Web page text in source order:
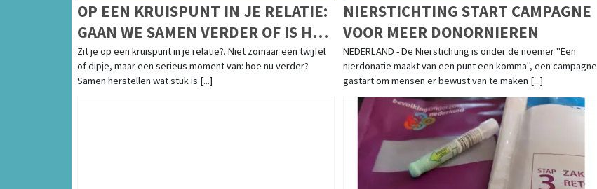
OP EEN KRUISPUNT IN JE RELATIE:
GAAN WE SAMEN VERDER OF IS HET
TIJD OM LOS TE LATEN?
Zit je op een kruispunt in je relatie?. Niet zomaar een twijfel
of dipje, maar een serieus moment van: hoe nu verder?
Samen herstellen wat stuk is [...]
NIERSTICHTING START CAMPAGNE
VOOR MEER DONORNIEREN
NEDERLAND - De Nierstichting is onder de noemer "Een
nierdonatie maakt van een punt een komma", een campagne
gastart om mensen er bewust van te maken [...]